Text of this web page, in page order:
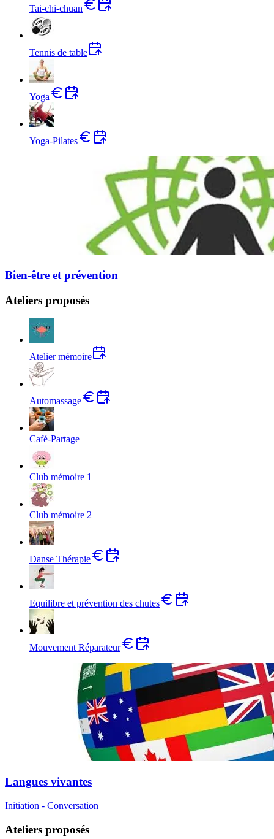
Tai-chi-chuan
Tennis de table
Yoga
Yoga-Pilates
Bien-être et prévention
Ateliers proposés
Atelier mémoire
Automassage
Café-Partage
Club mémoire 1
Club mémoire 2
Danse Thérapie
Equilibre et prévention des chutes
Mouvement Réparateur
Langues vivantes
Initiation - Conversation
Ateliers proposés